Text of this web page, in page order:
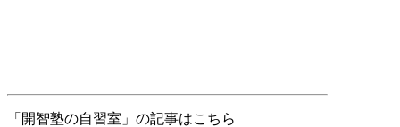
「開智塾の自習室」の記事はこちら